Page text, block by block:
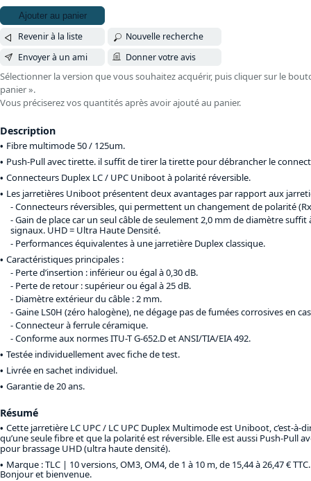
Ajouter au panier
Revenir à la liste
Nouvelle recherche
Envoyer à un ami
Donner votre avis
Sélectionner la version que vous souhaitez acquérir, puis cliquer sur le
panier ».
Vous préciserez vos quantités après avoir ajouté au panier.
Description
Fibre multimode 50 / 125um.
Push-Pull avec tirette. il suffit de tirer la tirette pour débrancher le
Connecteurs Duplex LC / UPC Uniboot à polarité réversible.
Les jarretières Uniboot présentent deux avantages par rapport aux
Connecteurs réversibles, qui permettent un changement de polarité
Gain de place car un seul câble de seulement 2,0 mm de diamètre suffit
signaux. UHD = Ultra Haute Densité.
Performances équivalentes à une jarretière Duplex classique.
Caractéristiques principales :
Perte d’insertion : inférieur ou égal à 0,30 dB.
Perte de retour : supérieur ou égal à 25 dB.
Diamètre extérieur du câble : 2 mm.
Gaine LS0H (zéro halogène), ne dégage pas de fumées corrosives en
Connecteur à ferrule céramique.
Conforme aux normes ITU-T G-652.D et ANSI/TIA/EIA 492.
Testée individuellement avec fiche de test.
Livrée en sachet individuel.
Garantie de 20 ans.
Résumé
Cette jarretière LC UPC / LC UPC Duplex Multimode est Uniboot, c’est-à-
qu’une seule fibre et que la polarité est réversible. Elle est aussi Push-Pull
pour brassage UHD (ultra haute densité).
Marque : TLC | 10 versions, OM3, OM4, de 1 à 10 m, de 15,44 à 26,47 € TTC.
Bonjour et bienvenue.